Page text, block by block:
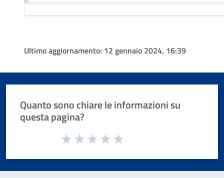
Ultimo aggiornamento: 12 gennaio 2024, 16:39
Quanto sono chiare le informazioni su
questa pagina?
Valuta da 1 a 5 stelle la pagina